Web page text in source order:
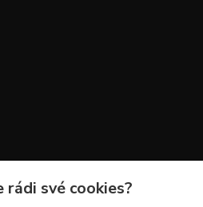
rádi své cookies?